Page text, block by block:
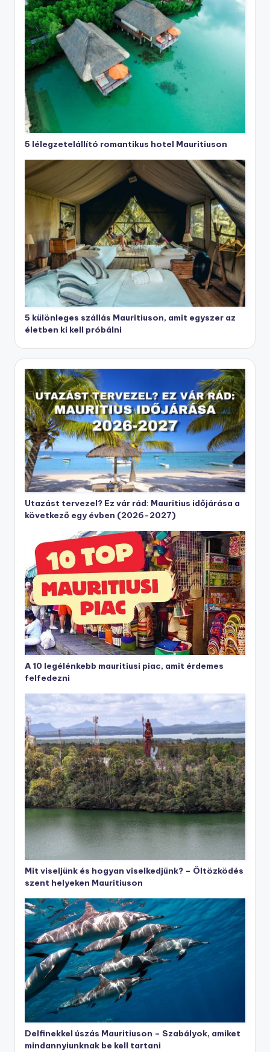
5 lélegzetelállító romantikus hotel Mauritiuson
5 különleges szállás Mauritiuson, amit egyszer az
életben ki kell próbálni
Utazást tervezel? Ez vár rád: Mauritius időjárása a
következő egy évben (2026-2027)
A 10 legélénkebb mauritiusi piac, amit érdemes
felfedezni
Mit viseljünk és hogyan viselkedjünk? – Öltözködés
szent helyeken Mauritiuson
Delfinekkel úszás Mauritiuson – Szabályok, amiket
mindannyiunknak be kell tartani